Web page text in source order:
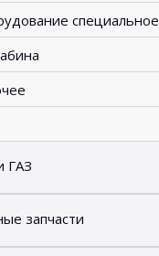
специальное
ГАЗ
запчасти